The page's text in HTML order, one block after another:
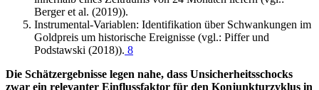
Berger et al. (2019)).
Instrumental-Variablen: Identifikation über Schwankungen im
Goldpreis um historische Ereignisse (vgl.: Piffer und
Podstawski (2018)). 8
Die Schätzergebnisse legen nahe, dass Unsicherheitsschocks
zwar ein relevanter Einflussfaktor für den Konjunkturzyklus in